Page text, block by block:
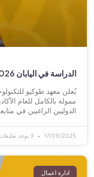
الدراسة في اليابان 2026 | منحة ممولة بالكامل بانتظارك
يُعلن معهد طوكيو
الدوليين الراغبين في
17/09/2025 لا توجد تعليقات
ادارة اعمال